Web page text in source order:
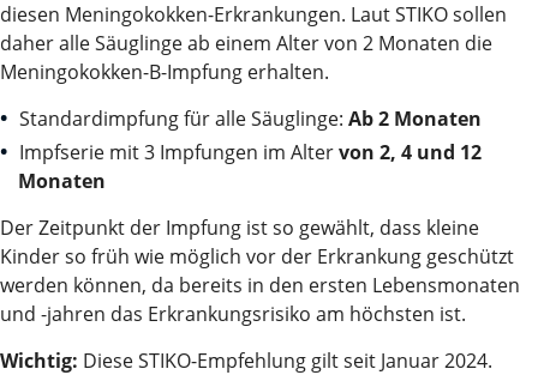
diesen Meningokokken-Erkrankungen. Laut STIKO sollen
daher alle Säuglinge ab einem Alter von 2 Monaten die
Meningokokken-B-Impfung erhalten.
Standardimpfung für alle Säuglinge: Ab 2 Monaten
Impfserie mit 3 Impfungen im Altervon 2, 4 und 12
Monaten
Der Zeitpunkt der Impfung ist so gewählt, dass kleine
Kinder so früh wie möglich vor der Erkrankung geschützt
werden können, da bereits in den ersten Lebensmonaten
und -jahren das Erkrankungsrisiko am höchsten ist.
Wichtig: Diese STIKO-Empfehlung gilt seit Januar 2024.